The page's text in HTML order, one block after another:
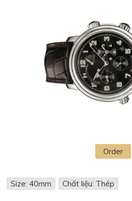
Order
Size: 40mm Chất liệu: Thép